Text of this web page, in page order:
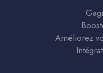
Améliorez